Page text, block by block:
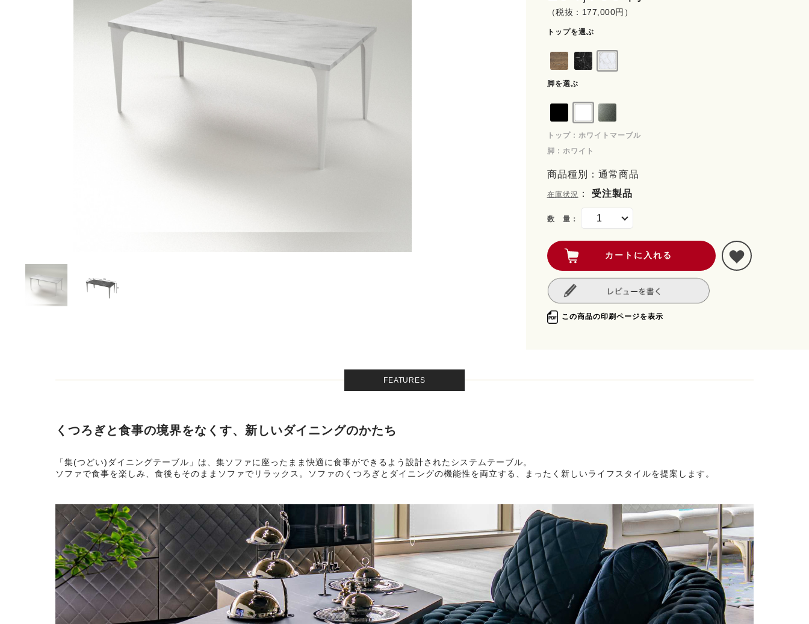
（税抜：177,000円）
トップを選ぶ
脚を選ぶ
トップ : ホワイトマーブル
脚 : ホワイト
商品種別：通常商品
在庫状況 ： 受注製品
数 量：
この商品の印刷ページを表示
FEATURES
くつろぎと食事の境界をなくす、新しいダイニングのかたち
「集(つどい)ダイニングテーブル」は、集ソファに座ったまま快適に食事ができるよう設計されたシステムテーブル。
ソファで食事を楽しみ、食後もそのままソファでリラックス。ソファのくつろぎとダイニングの機能性を両立する、まったく新しいライフスタイルを提案します。